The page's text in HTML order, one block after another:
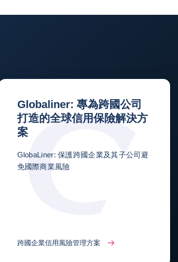
Globaliner: 專為跨國公司
打造的全球信用保險解決方
案
GlobaLiner: 保護跨國企業及其子公司避
免國際商業風險
跨國企業信用風險管理方案